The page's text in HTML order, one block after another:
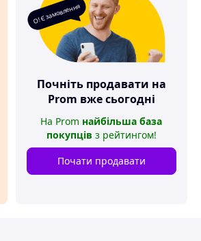
О! Є замовлення
Почніть продавати на
Prom вже сьогодні
На Prom найбільша база
покупців з рейтингом!
Почати продавати